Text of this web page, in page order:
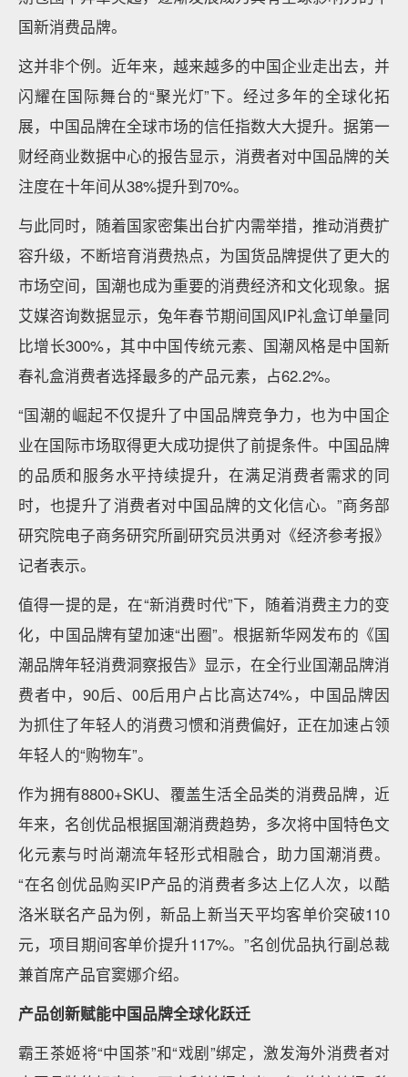
国新消费品牌。
这并非个例。近年来，越来越多的中国企业走出去，并
闪耀在国际舞台的“聚光灯”下。经过多年的全球化拓
展，中国品牌在全球市场的信任指数大大提升。据第一
财经商业数据中心的报告显示，消费者对中国品牌的关
注度在十年间从38%提升到70%。
与此同时，随着国家密集出台扩内需举措，推动消费扩
容升级，不断培育消费热点，为国货品牌提供了更大的
市场空间，国潮也成为重要的消费经济和文化现象。据
艾媒咨询数据显示，兔年春节期间国风IP礼盒订单量同
比增长300%，其中中国传统元素、国潮风格是中国新
春礼盒消费者选择最多的产品元素，占62.2%。
“国潮的崛起不仅提升了中国品牌竞争力，也为中国企
业在国际市场取得更大成功提供了前提条件。中国品牌
的品质和服务水平持续提升，在满足消费者需求的同
时，也提升了消费者对中国品牌的文化信心。”商务部
研究院电子商务研究所副研究员洪勇对《经济参考报》
记者表示。
值得一提的是，在“新消费时代”下，随着消费主力的变
化，中国品牌有望加速“出圈”。根据新华网发布的《国
潮品牌年轻消费洞察报告》显示，在全行业国潮品牌消
费者中，90后、00后用户占比高达74%，中国品牌因
为抓住了年轻人的消费习惯和消费偏好，正在加速占领
年轻人的“购物车”。
作为拥有8800+SKU、覆盖生活全品类的消费品牌，近
年来，名创优品根据国潮消费趋势，多次将中国特色文
化元素与时尚潮流年轻形式相融合，助力国潮消费。
“在名创优品购买IP产品的消费者多达上亿人次，以酷
洛米联名产品为例，新品上新当天平均客单价突破110
元，项目期间客单价提升117%。”名创优品执行副总裁
兼首席产品官窦娜介绍。
产品创新赋能中国品牌全球化跃迁
霸王茶姬将“中国茶”和“戏剧”绑定，激发海外消费者对